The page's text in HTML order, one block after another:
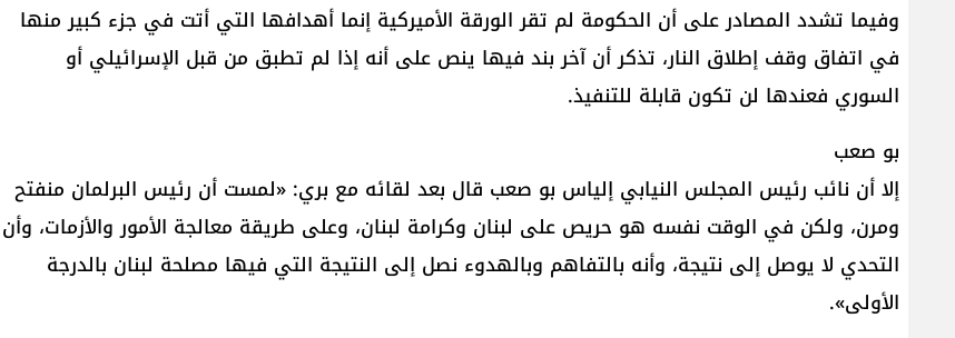
وفيما تشدد المصادر على أن الحكومة لم تقر الورقة الأميركية إنما أهدافها التي أتت في جزء كبير منها
في اتفاق وقف إطلاق النار، تذكر أن آخر بند فيها ينص على أنه إذا لم تطبق من قبل الإسرائيلي أو
السوري فعندها لن تكون قابلة للتنفيذ.
بو صعب
إلا أن نائب رئيس المجلس النيابي إلياس بو صعب قال بعد لقائه مع بري: «لمست أن رئيس البرلمان منفتح
ومرن، ولكن في الوقت نفسه هو حريص على لبنان وكرامة لبنان، وعلى طريقة معالجة الأمور والأزمات، وأن
التحدي لا يوصل إلى نتيجة، وأنه بالتفاهم وبالهدوء نصل إلى النتيجة التي فيها مصلحة لبنان بالدرجة
الأولى».